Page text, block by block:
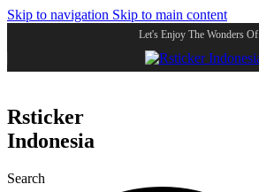
Skip to navigation Skip to main content
Let's Enjoy The Wonders Of
Rsticker
Indonesia
Search